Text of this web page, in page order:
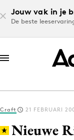
Jouw vak in je
De beste
Log in
Craft 21 FEBRUARI
Nieuwe